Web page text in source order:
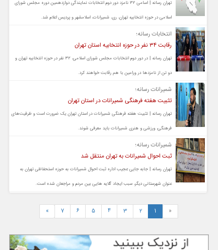
تهران رسانه | اسامی ۳۲ نامزد دور دوم انتخابات نمایندگی دوازدهمین دوره مجلس شورای
اسلامی در حوزه انتخابیه تهران، ری، شمیرانات، اسلامشهر و پردیس اعلام شد.
انتخابات رسانه؛
رقابت ۳۴ نفر در حوزه انتخابیه استان تهران
تهران رسانه | در دور دوم انتخابات مجلس شورای اسلامی، ۳۲ نفر در حوزه انتخابیه تهران و
دو تن از نامزدها در ورامین با هم رقابت خواهند کرد.
شمیرانات رسانه؛
تثبیت هفته فرهنگی شمیرانات در استان تهران
تهران رسانه | تثبیت هفته فرهنگی شمیرانات در استان تهران یک ضرورت است و ظرفیت‌های
فرهنگی، ورزشی و هنری شمیرانات باید معرفی شوند.
شمیرانات رسانه؛
ثبت احوال شمیرانات به تهران منتقل شد
تهران رسانه | جابه جایی عجیب اداره ثبت احوال شمیرانات به حوزه استحفاظی تهران به
عنوان شهرستانی دیگر، سبب ایجاد گلایه هایی بین مردم و مراجعان شده است.
«
1
2
3
4
5
6
7
»